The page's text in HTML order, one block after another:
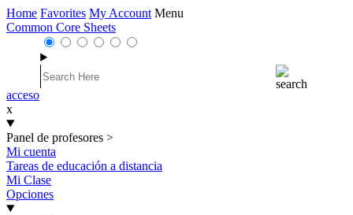
Home Favorites My Account Menu
Common Core Sheets
acceso
x
Panel de profesores >
Mi cuenta
Tareas de educación a distancia
Mi Clase
Opciones